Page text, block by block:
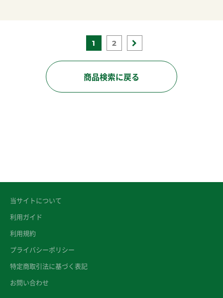
1 2
商品検索に戻る
当サイトについて
利用ガイド
利用規約
プライバシーポリシー
特定商取引法に基づく表記
お問い合わせ